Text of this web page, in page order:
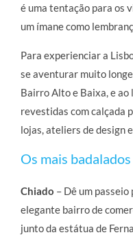
é uma tentação para os
um ímane como
Para experienciar a
se aventurar muito
Bairro Alto e Baixa, e ao
revestidas com calçada
lojas, ateliers de design
Os mais
Chiado – Dê um
elegante bairro de
junto da estátua de